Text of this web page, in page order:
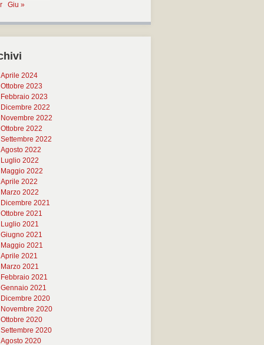
Giu »
Aprile 2024
Ottobre 2023
Febbraio 2023
Dicembre 2022
Novembre 2022
Ottobre 2022
Settembre 2022
Agosto 2022
Luglio 2022
Maggio 2022
Aprile 2022
Marzo 2022
Dicembre 2021
Ottobre 2021
Luglio 2021
Giugno 2021
Maggio 2021
Aprile 2021
Marzo 2021
Febbraio 2021
Gennaio 2021
Dicembre 2020
Novembre 2020
Ottobre 2020
Settembre 2020
Agosto 2020